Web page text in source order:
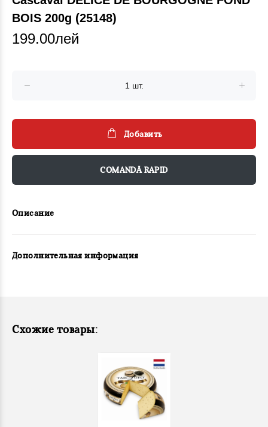
BOIS 200g (25148)
199.00лей
Добавить
COMANDĂ RAPID
Описание
Дополнительная информация
Схожие товары: